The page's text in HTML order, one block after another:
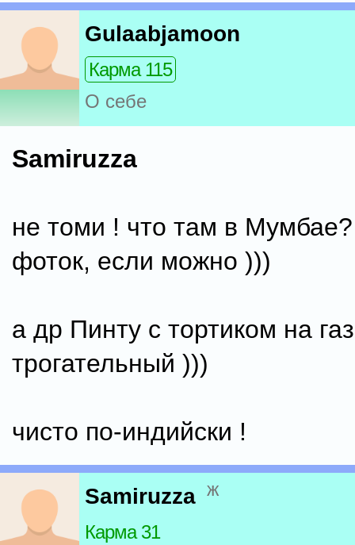
Gulaabjamoon
Карма 115
О себе
Samiruzza
не томи ! что там в
фоток, если можно )))
а др Пинту с тортиком на
трогательный )))
чисто по-индийски !
Samiruzza ж
Карма 31